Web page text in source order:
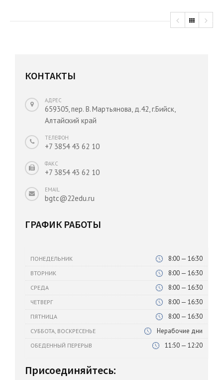
КОНТАКТЫ
АДРЕС
659305, пер. В. Мартьянова, д.42, г.Бийск,
Алтайский край
ТЕЛЕФОН
+7 3854 43 62 10
ФАКС
+7 3854 43 62 10
EMAIL
bgtc@22edu.ru
ГРАФИК РАБОТЫ
ПОНЕДЕЛЬНИК 8:00 — 16:30
ВТОРНИК 8:00 — 16:30
СРЕДА 8:00 — 16:30
ЧЕТВЕРГ 8:00 — 16:30
ПЯТНИЦА 8:00 — 16:30
СУББОТА, ВОСКРЕСЕНЬЕ Нерабочие дни
ОБЕДЕННЫЙ ПЕРЕРЫВ 11:50 — 12:20
Присоединяйтесь: